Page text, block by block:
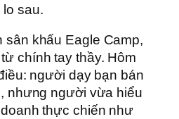
lo sau.
sân khấu Eagle Camp,
chính tay thầy. Hôm
người dạy bạn bán
nhưng người vừa hiểu
thực chiến như